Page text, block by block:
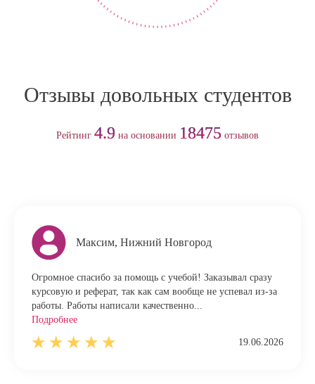
Отзывы довольных студентов
Рейтинг 4.9 на основании 18475 отзывов
Максим, Нижний Новгород
Огромное спасибо за помощь с учебой! Заказывал сразу
курсовую и реферат, так как сам вообще не успевал из-за
работы. Работы написали качественно...
Подробнее
19.06.2026